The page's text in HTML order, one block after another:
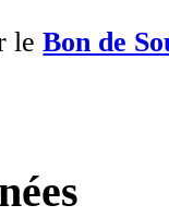
leBon de